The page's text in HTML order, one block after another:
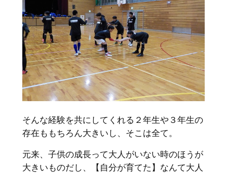
そんな経験を共にしてくれる２年生や３年生の
存在ももちろん大きいし、そこは全て。
元来、子供の成長って大人がいない時のほうが
大きいものだし、【自分が育てた】なんて大人